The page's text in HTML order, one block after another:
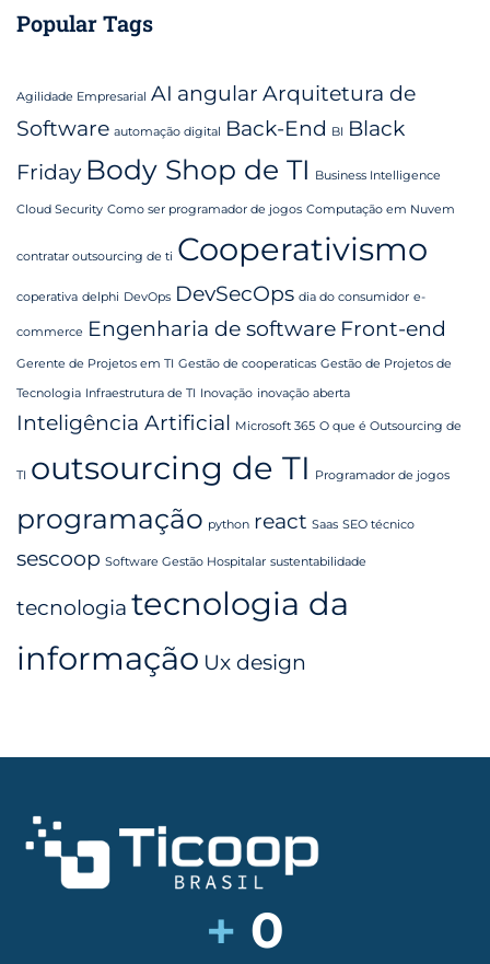
Popular Tags
Agilidade Empresarial AI angular Arquitetura de
Software automação digital Back-End BI Black
Friday Body Shop de TI Business Intelligence
Cloud Security Como ser programador de jogos Computação em Nuvem
contratar outsourcing de ti Cooperativismo
coperativa delphi DevOps DevSecOps dia do consumidor e-
commerce Engenharia de software Front-end
Gerente de Projetos em TI Gestão de cooperaticas Gestão de Projetos de
Tecnologia Infraestrutura de TI Inovação inovação aberta
Inteligência Artificial Microsoft 365 O que é Outsourcing de
TI outsourcing de TI Programador de jogos
programação python react Saas SEO técnico
sescoop Software Gestão Hospitalar sustentabilidade
tecnologia tecnologia da
informação Ux design
+ 0